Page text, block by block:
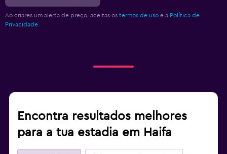
Ao criares um alerta de preço, aceitas os termos de uso e a Política de
Privacidade.
Encontra resultados melhores
para a tua estadia em Haifa